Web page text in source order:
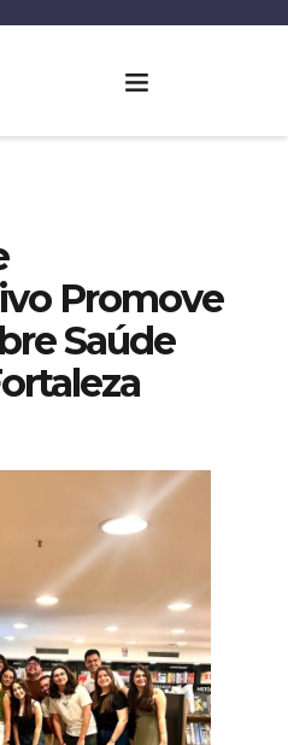
Promove
Saúde